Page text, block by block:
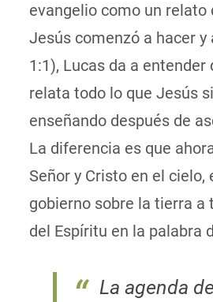
evangelio como un relato
Jesús comenzó a hacer y
1:1), Lucas da a entender
relata todo lo que Jesús
enseñando después de
La diferencia es que
Señor y Cristo en el cielo,
gobierno sobre la tierra a
del Espíritu en la palabra
La agenda